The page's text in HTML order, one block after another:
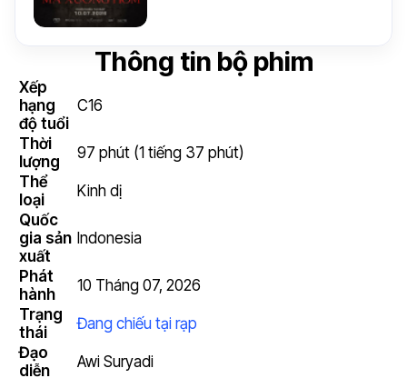
Thông tin bộ phim
Xếp
hạng
độ tuổi
C16
Thời
lượng
97 phút (1 tiếng 37 phút)
Thể
loại
Kinh dị
Quốc
gia sản
xuất
Indonesia
Phát
hành
10 Tháng 07, 2026
Trạng
thái
Đang chiếu tại rạp
Đạo
diễn
Awi Suryadi